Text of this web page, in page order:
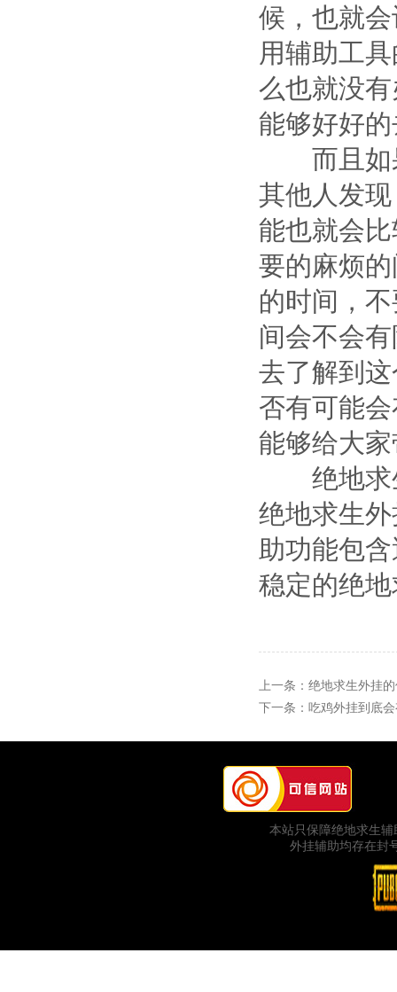
候，也就
用辅助工
么也就没
能够好好
而且如果
其他人发
能也就会
要的麻烦
的时间，
间会不会
去了解到
否有可能
能够给大
绝地求生
绝地求生
助功能包
稳定的绝地
上一条： 绝地求生外挂
下一条： 吃鸡外挂到底
本站只保障绝地求生
外挂辅助均存在封